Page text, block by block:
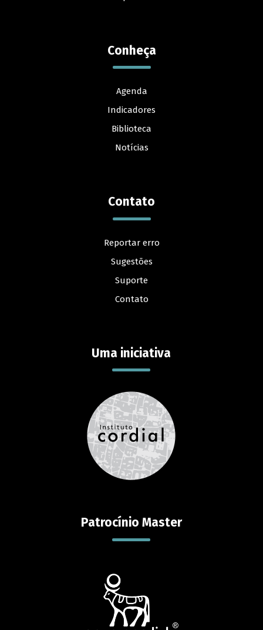
Uma iniciativa
Patrocínio Master
Conheça
Agenda
Indicadores
Biblioteca
Notícias
Contato
Reportar erro
Sugestões
Suporte
Contato